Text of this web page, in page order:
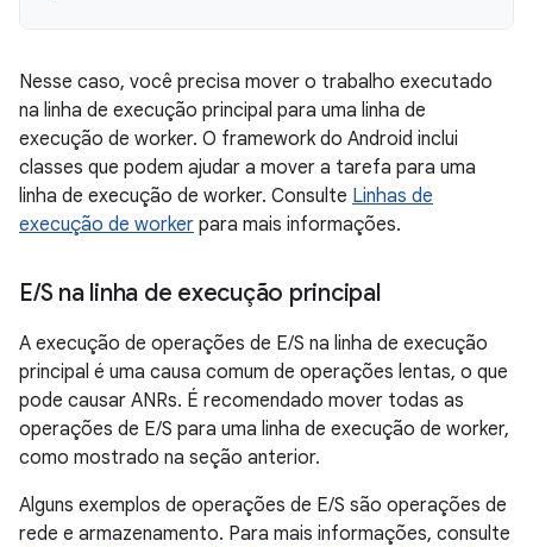
Nesse caso, você precisa mover o trabalho executado
na linha de execução principal para uma linha de
execução de worker. O framework do Android inclui
classes que podem ajudar a mover a tarefa para uma
linha de execução de worker. Consulte Linhas de
execução de worker para mais informações.
E/S na linha de execução principal
A execução de operações de E/S na linha de execução
principal é uma causa comum de operações lentas, o que
pode causar ANRs. É recomendado mover todas as
operações de E/S para uma linha de execução de worker,
como mostrado na seção anterior.
Alguns exemplos de operações de E/S são operações de
rede e armazenamento. Para mais informações, consulte